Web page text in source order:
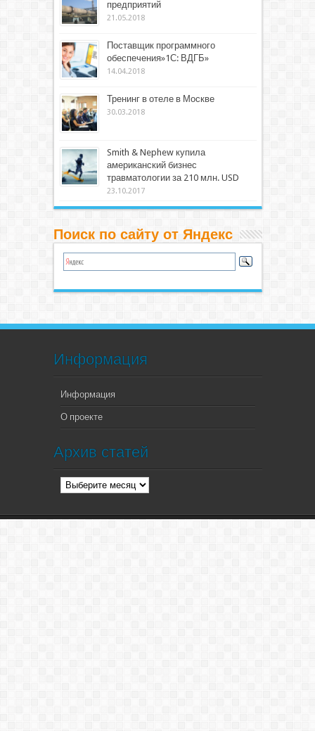
предприятий
21.05.2018
Поставщик программного
обеспечения»1С: ВДГБ»
14.04.2018
Тренинг в отеле в Москве
30.03.2018
Smith & Nephew купила
американский бизнес
травматологии за 210 млн. USD
23.10.2017
Поиск по сайту от Яндекс
Информация
Информация
О проекте
Архив статей
Архив
статей